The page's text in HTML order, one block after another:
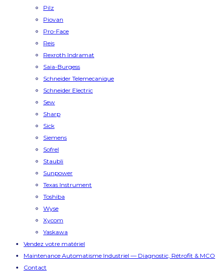
Pilz
Piovan
Pro-Face
Reis
Rexroth Indramat
Saia-Burgess
Schneider Telemecanique
Schneider Electric
Sew
Sharp
Sick
Siemens
Sofrel
Staubli
Sunpower
Texas Instrument
Toshiba
Wyse
Xycom
Yaskawa
Vendez votre matériel
Maintenance Automatisme Industriel — Diagnostic, Rétrofit & MCO
Contact